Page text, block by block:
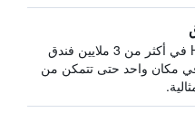
يبحث HotelsCombined في أكثر من 3 ملايين فندق
مكان واحد حتى تتمكن من